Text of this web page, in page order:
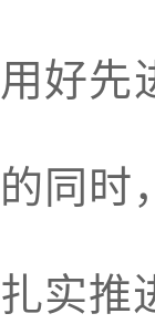
用好先
的同时
扎实推